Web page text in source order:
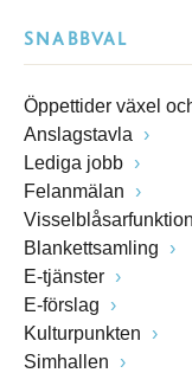
SNABBVAL
Öppettider växel
Anslagstavla
Lediga jobb
Felanmälan
Visselblåsarfunktion
Blankettsamling
E-tjänster
E-förslag
Kulturpunkten
Simhallen